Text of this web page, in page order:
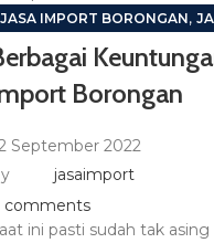
JASA IMPORT BORONGAN,
Borongan
September 2022
jasaimport
comments
ini pasti sudah tak